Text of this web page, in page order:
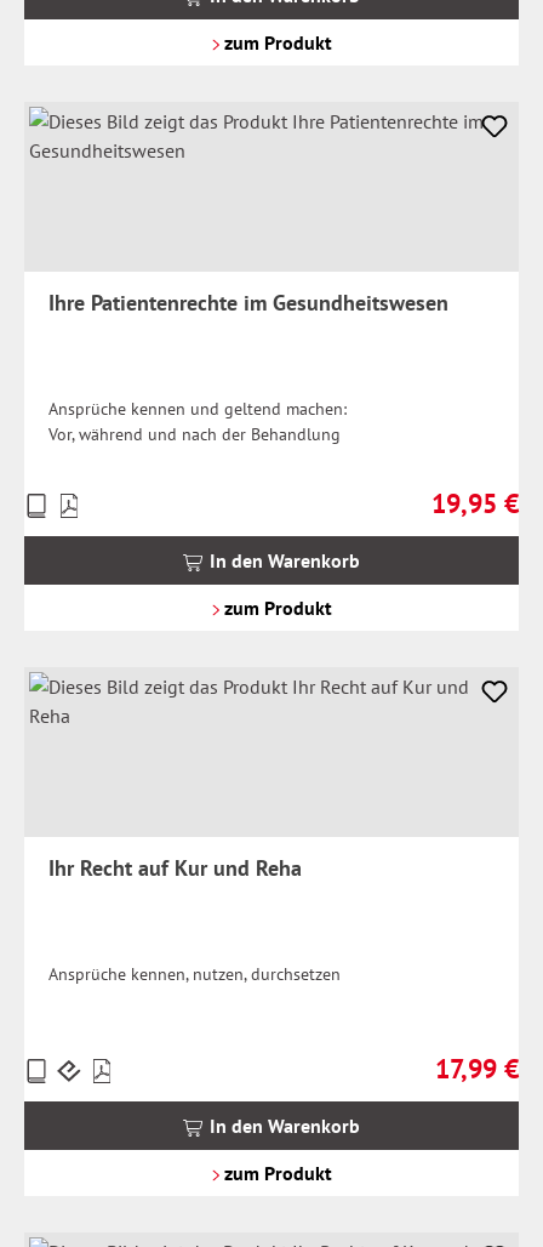
zum Produkt
Ihre Patientenrechte im Gesundheitswesen
Ansprüche kennen und geltend machen:
Vor, während und nach der Behandlung
Regulärer
19,95 €
Preise
inkl.
In den Warenkorb
zum Produkt
Ihr Recht auf Kur und Reha
Ansprüche kennen, nutzen, durchsetzen
Regulärer
17,99 €
Preise
inkl.
In den Warenkorb
zum Produkt